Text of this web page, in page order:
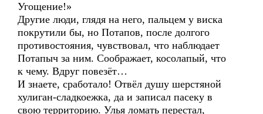
Угощение!»
Другие люди, глядя на него, пальцем у виска
покрутили бы, но Потапов, после долгого
противостояния, чувствовал, что наблюдает
Потапыч за ним. Соображает, косолапый, что
к чему. Вдруг повезёт…
И знаете, сработало! Отвёл душу шерстяной
хулиган-сладкоежка, да и записал пасеку в
свою территорию. Улья ломать перестал,